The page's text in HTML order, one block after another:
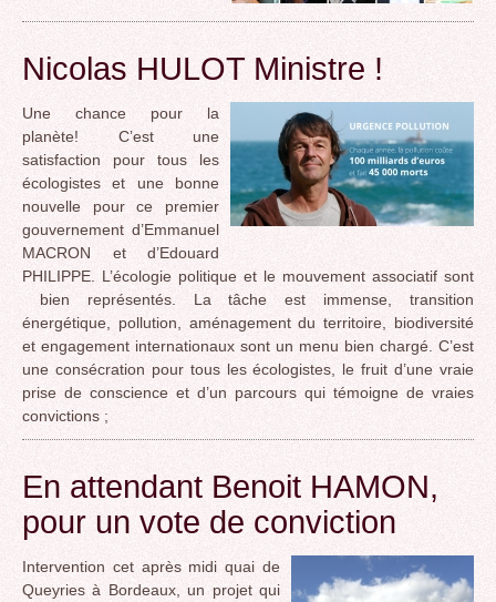
Nicolas HULOT Ministre !
Une chance pour la
planète! C’est une
satisfaction pour tous les
écologistes et une bonne
nouvelle pour ce premier
gouvernement d’Emmanuel
MACRON et d’Edouard
PHILIPPE. L’écologie politique et le mouvement associatif sont
bien représentés. La tâche est immense, transition
énergétique, pollution, aménagement du territoire, biodiversité
et engagement internationaux sont un menu bien chargé. C’est
une consécration pour tous les écologistes, le fruit d’une vraie
prise de conscience et d’un parcours qui témoigne de vraies
convictions ;
En attendant Benoit HAMON,
pour un vote de conviction
Intervention cet après midi quai de
Queyries à Bordeaux, un projet qui